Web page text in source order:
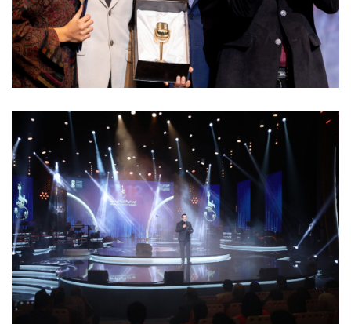
13 mars 2023
Soirée du Samedi 11 Mars 2023